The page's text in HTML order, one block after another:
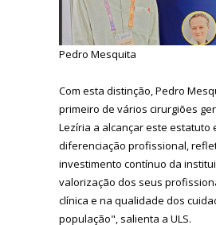
Pedro Mesquita
Com esta distinção, Pedro
primeiro de vários cirurgiões
Lezíria a alcançar este estatuto
diferenciação profissional,
investimento contínuo da
valorização dos seus
clínica e na qualidade dos
população", salienta a ULS.